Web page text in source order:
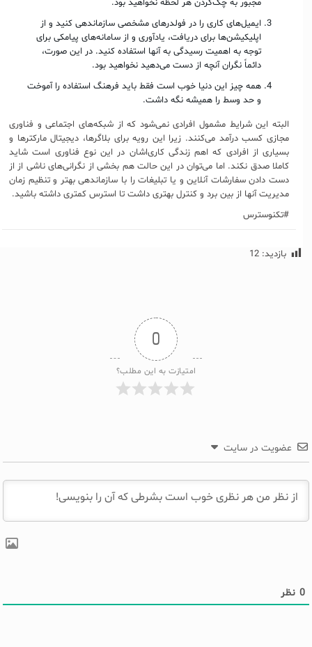
مجبور به چک‌کردن هر لحظه نخواهید بود.
ایمیل‌های کاری را در فولدرهای مشخصی سازماندهی کنید و از
اپلیکیشن‌ها برای دریافت، یادآوری و از سامانه‌های پیامکی برای
توجه به اهمیت رسیدگی به آنها استفاده کنید. در این صورت،
دائماً نگران آنچه از دست می‌دهید نخواهید بود.
همه چیز این دنیا خوب است فقط باید فرهنگ استفاده را آموخت
و حد وسط را همیشه نگه داشت.
البته این شرایط مشمول افرادی نمی‌شود که از شبکه‌های اجتماعی و فناوری
مجازی کسب درآمد می‌کنند. زیرا این رویه برای بلاگرها، دیجیتال مارکترها و
بسیاری از افرادی که اهم زندگی کاری‌اشان در این نوع فناوری است شاید
کاملا صدق نکند. اما می‌توان در این حالت هم بخشی از نگرانی‌های ناشی از از
دست دادن سفارشات آنلاین و یا تبلیغات را با سازماندهی بهتر و تنظیم زمان
مدیریت آنها از بین برد و کنترل بهتری داشت تا استرس کمتری داشته باشید.
#تکنوسترس
بازدید: 12
0
امتیازت به این مطلب؟
عضویت در سایت
0 نظر